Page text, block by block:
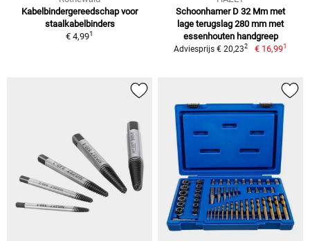
Kabelbindergereedschap voor
staalkabelbinders
€ 4,991
Schoonhamer D 32 Mm met
lage terugslag 280 mm met
essenhouten handgreep
Adviesprijs € 20,232 € 16,991